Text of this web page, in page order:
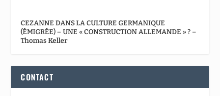
CEZANNE DANS LA CULTURE GERMANIQUE
(ÉMIGRÉE) – UNE « CONSTRUCTION ALLEMANDE » ? –
Thomas Keller
CONTACT